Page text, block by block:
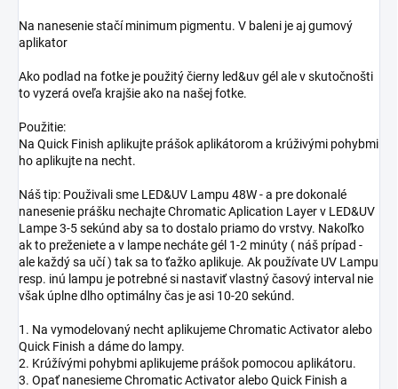
Na nanesenie stačí minimum pigmentu. V baleni je aj gumový
aplikator
Ako podlad na fotke je použitý čierny led&uv gél ale v skutočnošti
to vyzerá oveľa krajšie ako na našej fotke.
Použitie:
Na Quick Finish aplikujte prášok aplikátorom a krúživými pohybmi
ho aplikujte na necht.
Náš tip: Použivali sme LED&UV Lampu 48W - a pre dokonalé
nanesenie prášku nechajte Chromatic Aplication Layer v LED&UV
Lampe 3-5 sekúnd aby sa to dostalo priamo do vrstvy. Nakoľko
ak to preženiete a v lampe necháte gél 1-2 minúty ( náš prípad -
ale každý sa učí ) tak sa to ťažko aplikuje. Ak používate UV Lampu
resp. inú lampu je potrebné si nastaviť vlastný časový interval nie
však úplne dlho optimálny čas je asi 10-20 sekúnd.
1. Na vymodelovaný necht aplikujeme Chromatic Activator alebo
Quick Finish a dáme do lampy.
2. Krúžívými pohybmi aplikujeme prášok pomocou aplikátoru.
3. Opať nanesieme Chromatic Activator alebo Quick Finish a